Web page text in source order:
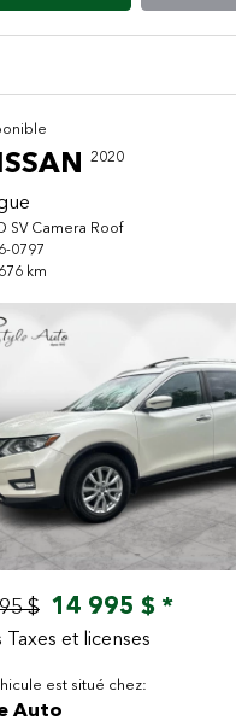
2020
SV Camera Roof
0797
km
$ 14 995 $ *
Taxes et licenses
est situé chez:
Auto